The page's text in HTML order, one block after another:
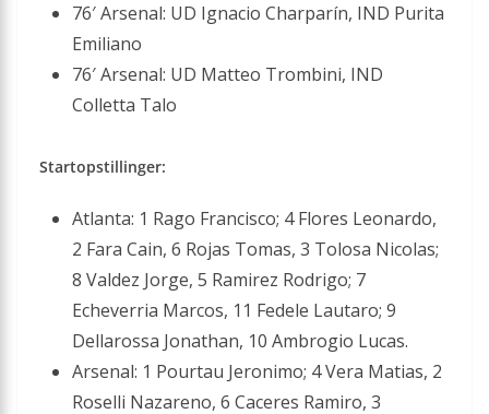
76′ Arsenal: UD Ignacio Charparín, IND Purita
Emiliano
76′ Arsenal: UD Matteo Trombini, IND
Colletta Talo
Startopstillinger:
Atlanta: 1 Rago Francisco; 4 Flores Leonardo,
2 Fara Cain, 6 Rojas Tomas, 3 Tolosa Nicolas;
8 Valdez Jorge, 5 Ramirez Rodrigo; 7
Echeverria Marcos, 11 Fedele Lautaro; 9
Dellarossa Jonathan, 10 Ambrogio Lucas.
Arsenal: 1 Pourtau Jeronimo; 4 Vera Matias, 2
Roselli Nazareno, 6 Caceres Ramiro, 3